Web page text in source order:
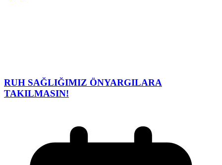
RUH SAĞLIĞIMIZ ÖNYARGILARA
TAKILMASIN!